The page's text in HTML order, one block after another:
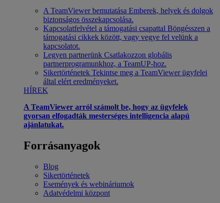
A TeamViewer bemutatása Emberek, helyek és dolgok
biztonságos összekapcsolása.
Kapcsolatfelvétel a támogatási csapattal Böngésszen a
támogatási cikkek között, vagy vegye fel velünk a
kapcsolatot.
Legyen partnerünk Csatlakozzon globális
partnerprogramunkhoz, a TeamUP-hoz.
Sikertörténetek Tekintse meg a TeamViewer ügyfelei
által elért eredményeket.
HÍREK
A TeamViewer arról számolt be, hogy az ügyfelek
gyorsan elfogadták mesterséges intelligencia alapú
ajánlatukat.
Forrásanyagok
Blog
Sikertörténetek
Események és webináriumok
Adatvédelmi központ